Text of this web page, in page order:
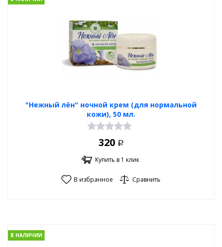
"Нежный лён" ночной крем (для нормальной
кожи), 50 мл.
320 Р
Купить в 1 клик
В избранное Сравнить
В НАЛИЧИИ